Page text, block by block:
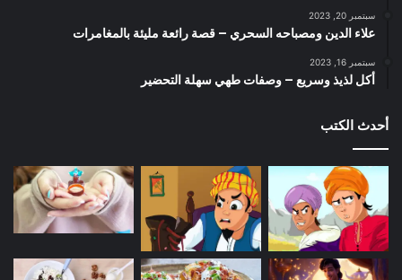
سبتمبر 20, 2023
علاء الدين ومصباحه السحري – قصة رائعة مليئة بالمغامرات
سبتمبر 16, 2023
أكل لذيذ وسريع – وصفات طهي سهلة التحضير
أحدث الكتب